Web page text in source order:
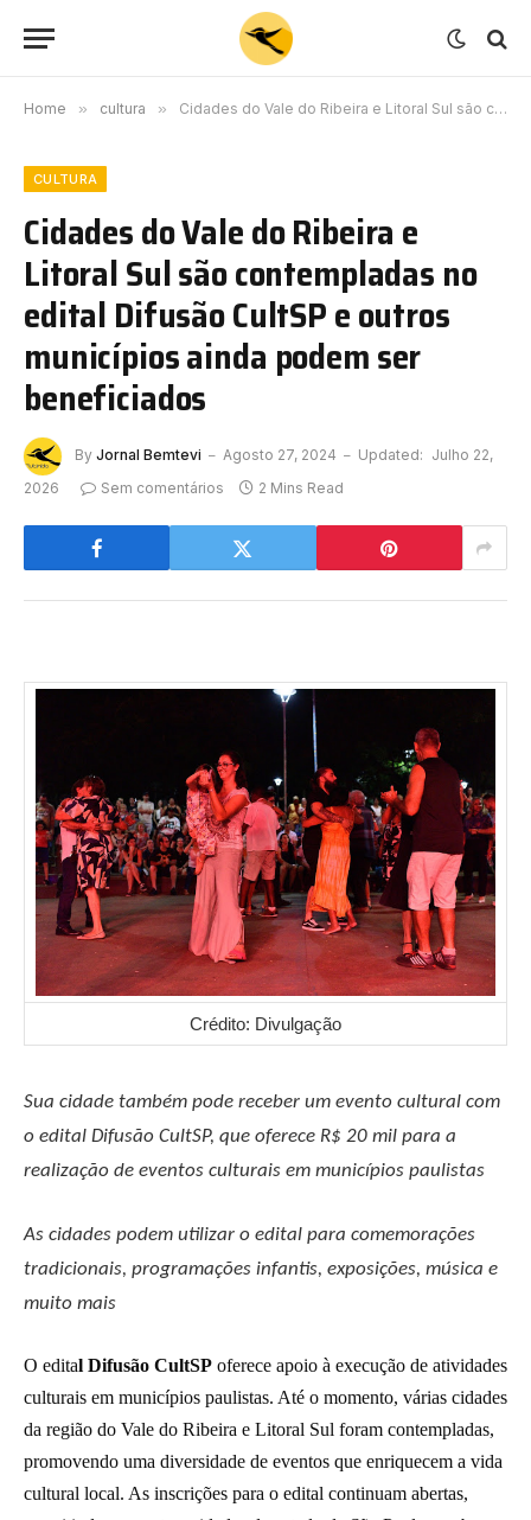
Home » cultura » Cidades do Vale do Ribeira e Litoral Sul são contempladas no edital Difusão CultSP e outros municípios ainda podem ser beneficiados
CULTURA
Cidades do Vale do Ribeira e
Litoral Sul são contempladas no
edital Difusão CultSP e outros
municípios ainda podem ser
beneficiados
By Jornal Bemtevi Agosto 27, 2024 Updated: Julho 22,
2026
Sem comentários 2 Mins Read
Crédito: Divulgação
Sua cidade também pode receber um evento cultural com
o edital Difusão CultSP, que oferece R$ 20 mil para a
realização de eventos culturais em municípios paulistas
As cidades podem utilizar o edital para comemorações
tradicionais, programações infantis, exposições, música e
muito mais
O edital Difusão CultSP oferece apoio à execução de atividades
culturais em municípios paulistas. Até o momento, várias cidades
da região do Vale do Ribeira e Litoral Sul foram contempladas,
promovendo uma diversidade de eventos que enriquecem a vida
cultural local. As inscrições para o edital continuam abertas,